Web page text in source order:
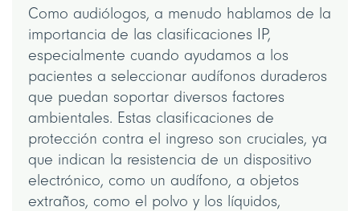
Como audiólogos, a menudo hablamos de la
importancia de las clasificaciones IP,
especialmente cuando ayudamos a los
pacientes a seleccionar audífonos duraderos
que puedan soportar diversos factores
ambientales. Estas clasificaciones de
protección contra el ingreso son cruciales, ya
que indican la resistencia de un dispositivo
electrónico, como un audífono, a objetos
extraños, como el polvo y los líquidos,